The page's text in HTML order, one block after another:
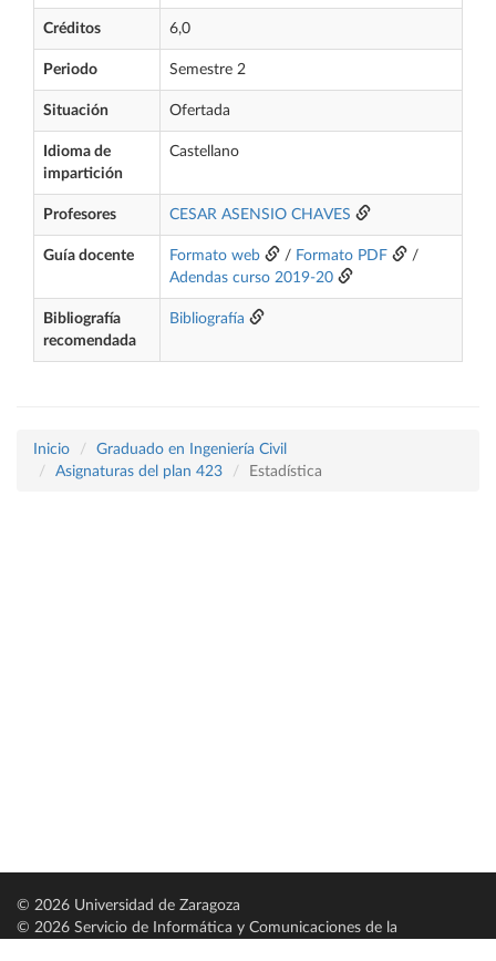
Créditos 6,0
Periodo Semestre 2
Situación Ofertada
Idioma de
impartición
Castellano
Profesores CESAR ASENSIO CHAVES
Guía docente Formato web / Formato PDF
/
Adendas curso 2019-20
Bibliografía
recomendada
Bibliografía
Inicio
Graduado en Ingeniería Civil
Asignaturas del plan 423
Estadística
© 2026 Universidad de Zaragoza
© 2026 Servicio de Informática y Comunicaciones de la